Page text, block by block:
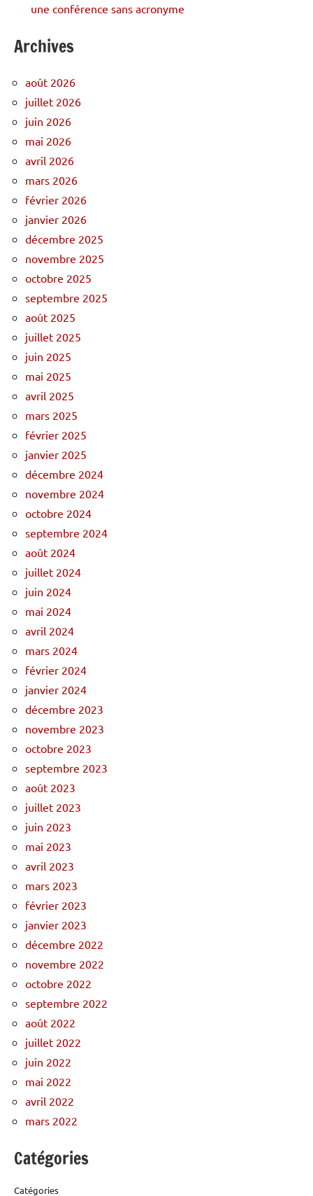
une conférence sans acronyme
Archives
août 2026
juillet 2026
juin 2026
mai 2026
avril 2026
mars 2026
février 2026
janvier 2026
décembre 2025
novembre 2025
octobre 2025
septembre 2025
août 2025
juillet 2025
juin 2025
mai 2025
avril 2025
mars 2025
février 2025
janvier 2025
décembre 2024
novembre 2024
octobre 2024
septembre 2024
août 2024
juillet 2024
juin 2024
mai 2024
avril 2024
mars 2024
février 2024
janvier 2024
décembre 2023
novembre 2023
octobre 2023
septembre 2023
août 2023
juillet 2023
juin 2023
mai 2023
avril 2023
mars 2023
février 2023
janvier 2023
décembre 2022
novembre 2022
octobre 2022
septembre 2022
août 2022
juillet 2022
juin 2022
mai 2022
avril 2022
mars 2022
Catégories
Catégories